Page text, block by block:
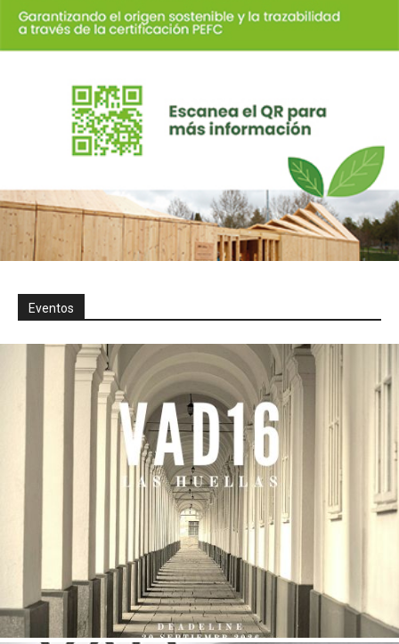
Eventos